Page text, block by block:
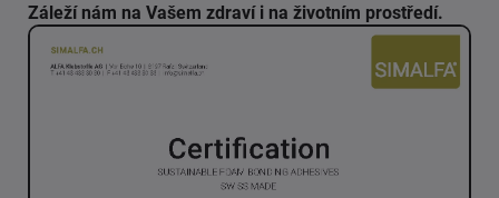
Záleží nám na Vašem zdraví i na životním prostředí.